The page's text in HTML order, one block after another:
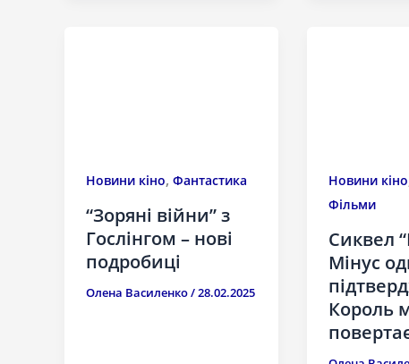
Новини кіно, Фантастика
“Зоряні війни” з
Гослінгом – нові
подробиці
Олена Василенко/28.02.2025
Новини кіно
Фільми
Сиквел
Мінус
Король